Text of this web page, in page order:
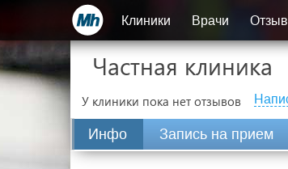
Клиники Врачи
Частная клиника
У клиники пока нет отзывов
Инфо Запись на прием